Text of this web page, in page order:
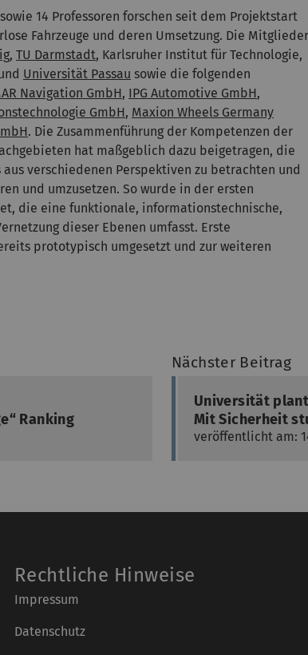
14 Professoren forschen seit dem Projektstart
Fahrzeuge und deren Umsetzung. Die Mitglieder
, TU Darmstadt, Karlsruher Institut für Technologie,
Universität Passau sowie die folgenden
Navigation GmbH, IPG Automotive GmbH,
GmbH, Maxion Wheels Germany
. Die Zusammenführung der Kompetenzen der
hat maßgeblich dazu beigetragen, die
verschiedenen Perspektiven zu betrachten und
und umzusetzen. So wurde in der ersten
die eine funktionale, informationstechnische,
dieser Ebenen umfasst. Erste
prototypisch umgesetzt und zur weiteren
Ranking
Nächster Beitrag
Universität
Mit Sicherheit
veröffentlicht am:
Rechtliche Hinweise
Impressum
Datenschutz